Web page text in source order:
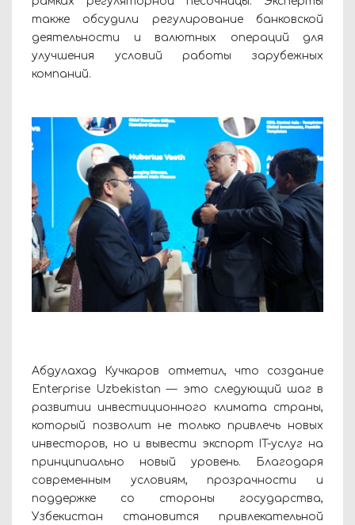
также обсудили регулирование банковской
деятельности и валютных операций для
улучшения условий работы зарубежных
компаний.
Абдулахад Кучкаров отметил, что создание
Enterprise Uzbekistan — это следующий шаг в
развитии инвестиционного климата страны,
который позволит не только привлечь новых
инвесторов, но и вывести экспорт IT-услуг на
принципиально новый уровень. Благодаря
современным условиям, прозрачности и
поддержке со стороны государства,
Узбекистан становится привлекательной